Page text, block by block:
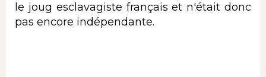
le joug esclavagiste français et n'était donc
pas encore indépendante.